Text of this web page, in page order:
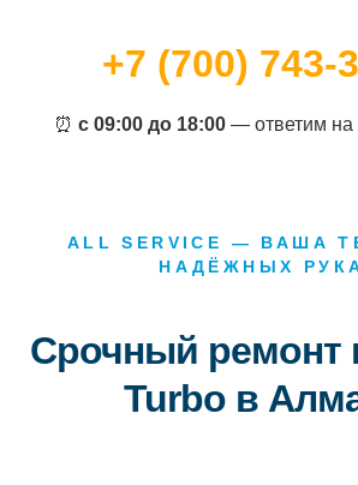
+7 (700) 743-
⏰ с 09:00 до 18:00 — ответим на
ALL SERVICE — ВАША
НАДЁЖНЫХ
Срочный ремонт
Turbo в